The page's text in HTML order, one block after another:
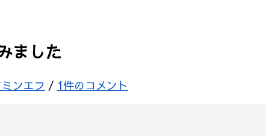
ました
ンエフ / 1件のコメント